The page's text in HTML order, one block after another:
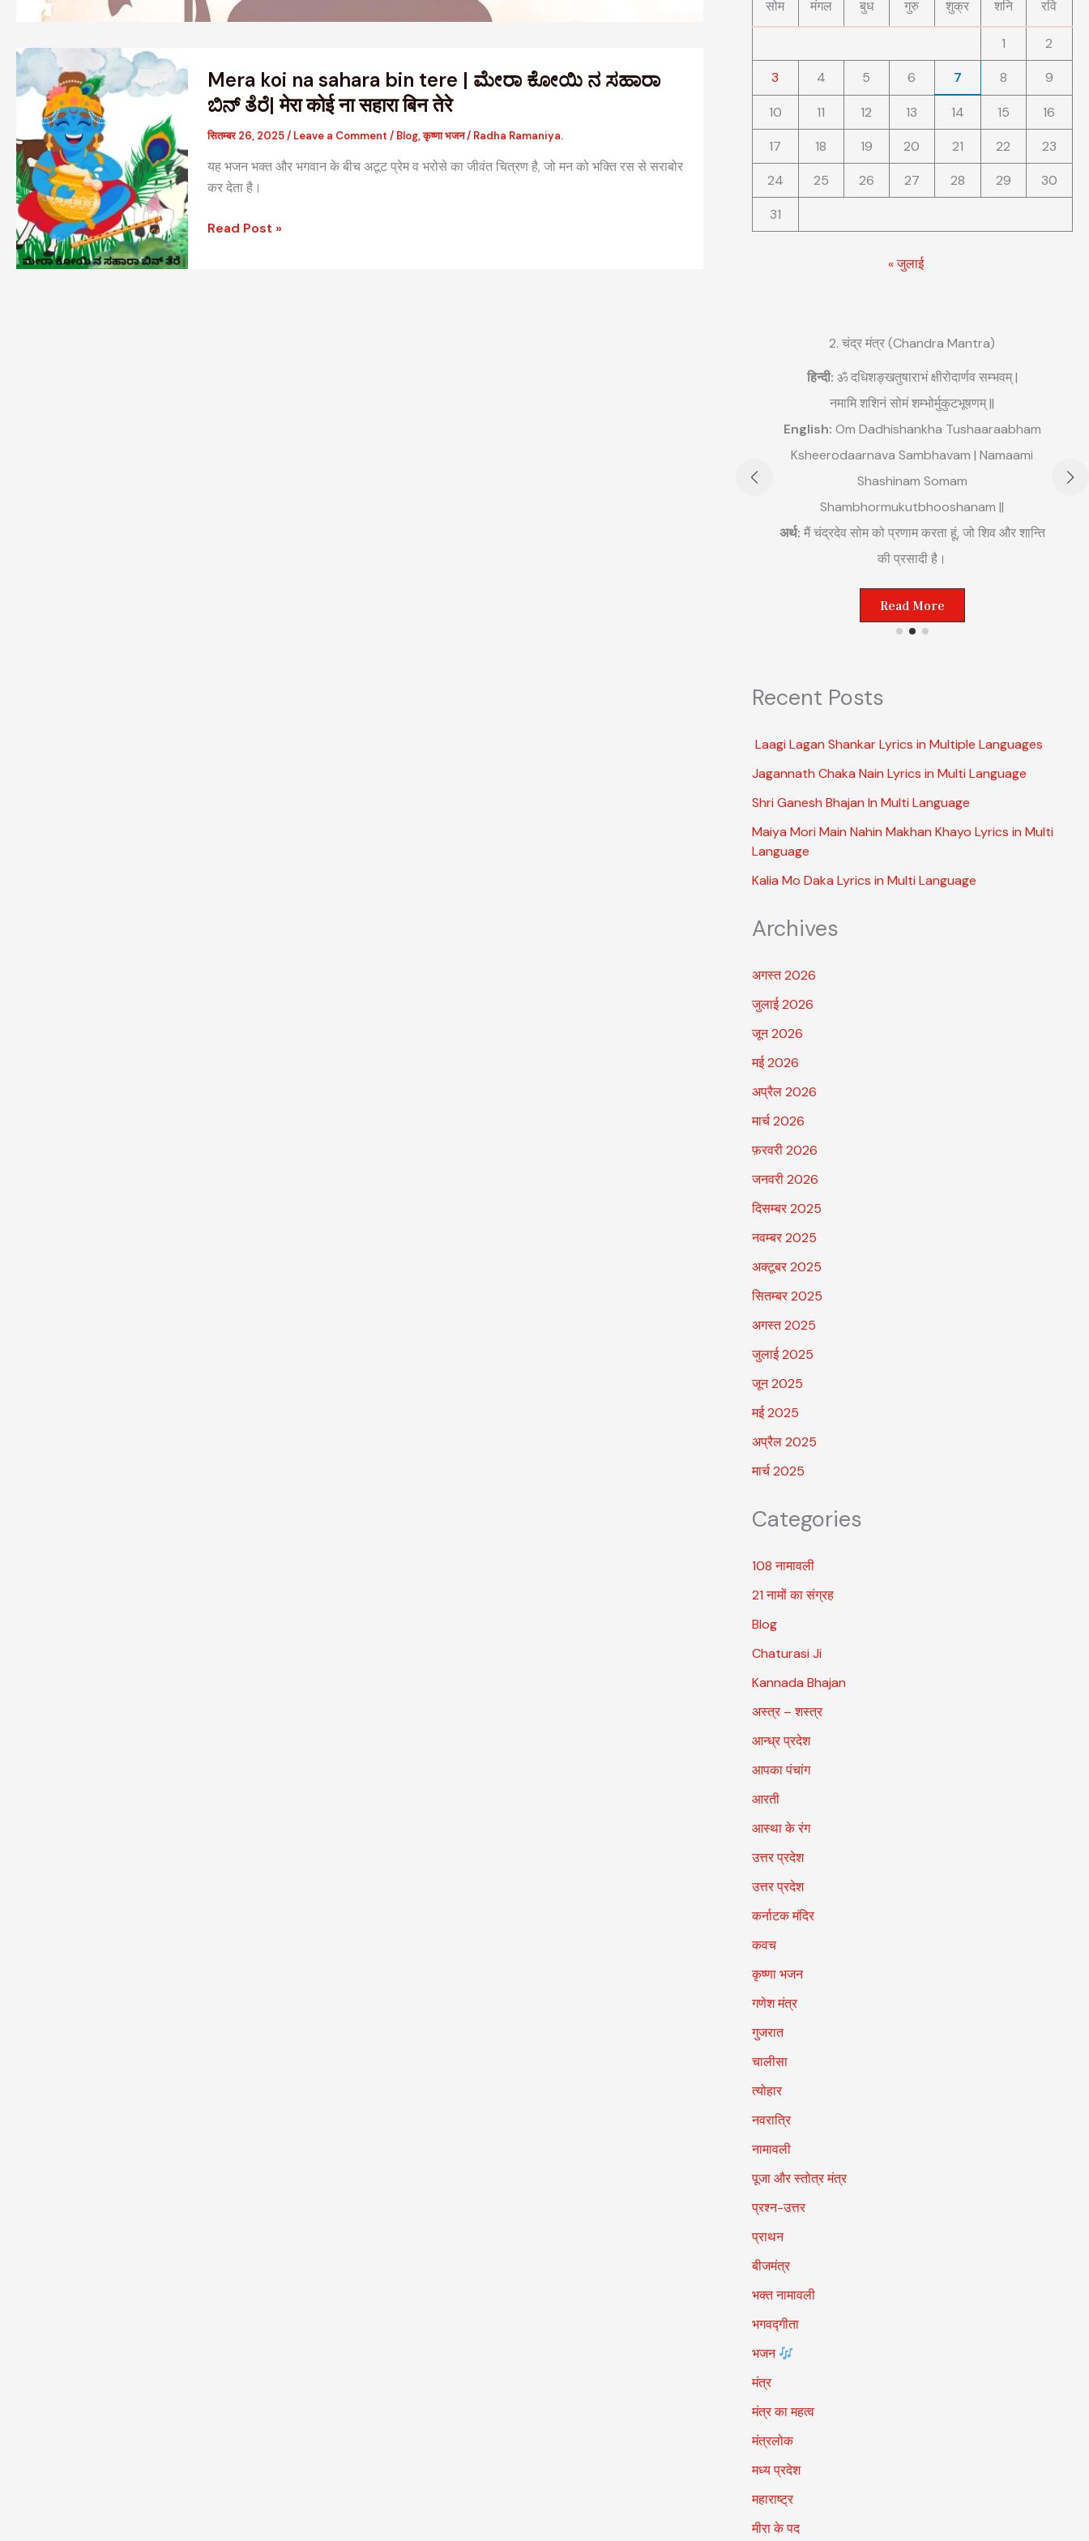
Mera koi na sahara bin tere | ಮೇರಾ ಕೋಯಿ ನ ಸಹಾರಾ
ಬಿನ್ ತೆರೆ| मेरा कोई ना सहारा बिन तेरे
सितम्बर 26, 2025/ Leave a Comment / Blog,कृष्णा भजन/ Radha Ramaniya.
यह भजन भक्त और भगवान के बीच अटूट प्रेम व भरोसे का जीवंत चित्रण है, जो मन को भक्ति रस से सराबोर
कर देता है।
koi
na
bin
tere
|
ಕೋಯಿ
Read Post »
सोम मंगल बुध गुरु शुक्र शनि रवि
1
2
3
4 5 6 7 8 9
10 11 12 13 14 15
16
17
18 19 20 21 22
23
24
25 26 27 28 29
30
31
« जुलाई
2. चंद्र मंत्र (Chandra Mantra)
हिन्दी: ॐ दधिशङ्खतुषाराभं क्षीरोदार्णव सम्भवम् |
नमामि शशिनं सोमं शम्भोर्मुकुटभूषणम् ||
English: Om Dadhishankha Tushaaraabham
Ksheerodaarnava Sambhavam | Namaami
Shashinam Somam
Shambhormukutbhooshanam ||
अर्थ: मैं चंद्रदेव सोम को प्रणाम करता हूं, जो शिव और शान्ति
की प्रसादी है।
Read More
Recent Posts
Laagi Lagan Shankar Lyrics in Multiple Languages
Jagannath Chaka Nain Lyrics in Multi Language
Shri Ganesh Bhajan In Multi Language
Maiya Mori Main Nahin Makhan Khayo Lyrics in Multi
Language
Kalia Mo Daka Lyrics in Multi Language
Archives
अगस्त 2026
जुलाई 2026
जून 2026
मई 2026
अप्रैल 2026
मार्च 2026
फ़रवरी 2026
जनवरी 2026
दिसम्बर 2025
नवम्बर 2025
अक्टूबर 2025
सितम्बर 2025
अगस्त 2025
जुलाई 2025
जून 2025
मई 2025
अप्रैल 2025
मार्च 2025
Categories
108 नामावली
21 नामों का संग्रह
Blog
Chaturasi Ji
Kannada Bhajan
अस्त्र – शस्त्र
आन्ध्र प्रदेश
आपका पंचांग
आरती
आस्था के रंग
उत्तर प्रदेश
उत्तर प्रदेश
कर्नाटक मंदिर
कवच
कृष्णा भजन
गणेश मंत्र
गुजरात
चालीसा
त्योहार
नवरात्रि
नामावली
पूजा और स्तोत्र मंत्र
प्रश्न-उत्तर
प्राथन
बीजमंत्र
भक्त नामावली
भगवद्गीता
भजन
मंत्र
मंत्र का महत्व
मंत्रलोक
मध्य प्रदेश
महाराष्ट्र
मीरा के पद